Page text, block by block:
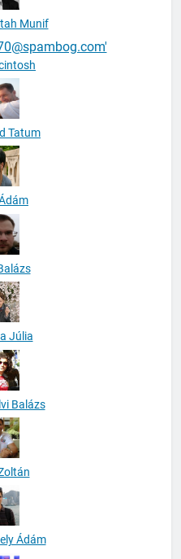
Munif
Tatum
Júlia
Balázs
Ádám